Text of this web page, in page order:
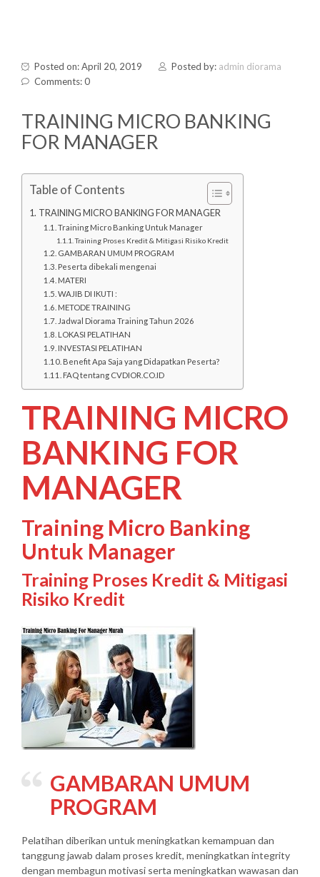
Posted on: April 20, 2019 Posted by: admin diorama
Comments: 0
TRAINING MICRO BANKING
FOR MANAGER
Table of Contents
TRAINING MICRO BANKING FOR MANAGER
Training Micro Banking Untuk Manager
Training Proses Kredit & Mitigasi Risiko Kredit
GAMBARAN UMUM PROGRAM
Peserta dibekali mengenai
MATERI
WAJIB DI IKUTI :
METODE TRAINING
Jadwal Diorama Training Tahun 2026
LOKASI PELATIHAN
INVESTASI PELATIHAN
Benefit Apa Saja yang Didapatkan Peserta?
FAQ tentang CVDIOR.CO.ID
TRAINING MICRO
BANKING FOR
MANAGER
Training Micro Banking
Untuk Manager
Training Proses Kredit & Mitigasi
Risiko Kredit
GAMBARAN UMUM
PROGRAM
Pelatihan diberikan untuk meningkatkan kemampuan dan
tanggung jawab dalam proses kredit, meningkatkan integrity
dengan membagun motivasi serta meningkatkan wawasan dan